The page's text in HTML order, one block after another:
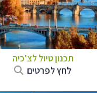
תכנון טיול לצ'כיה
לחץ לפרטים